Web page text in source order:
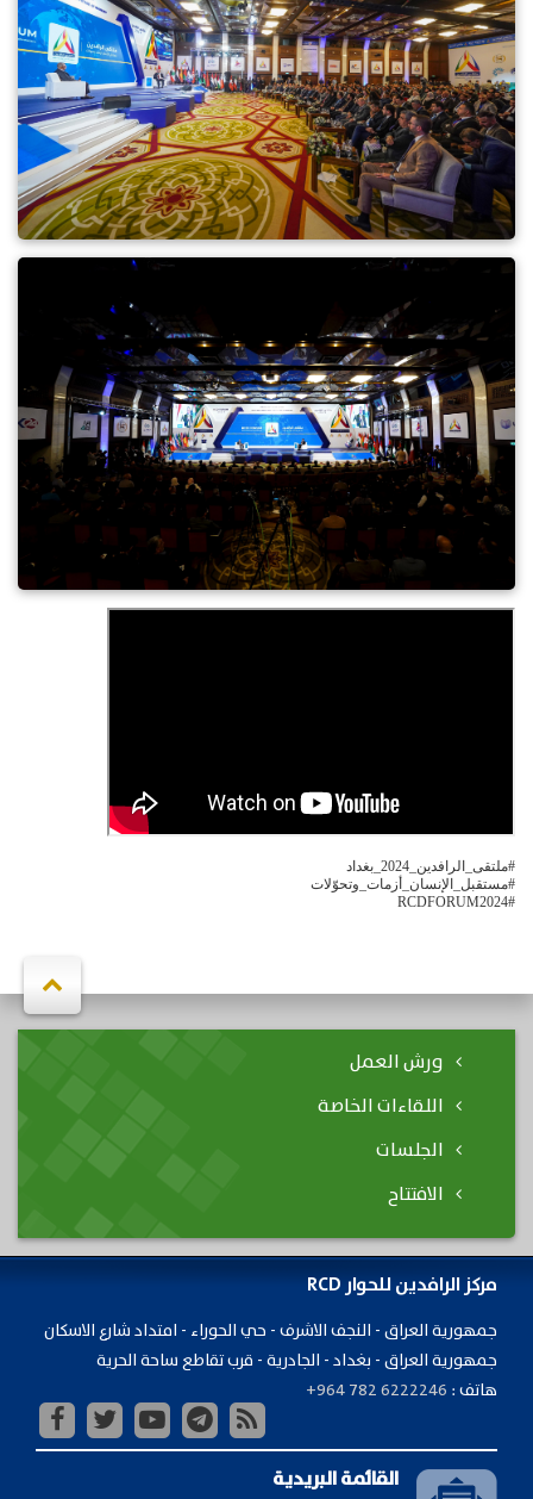
#ملتقى_الرافدين_2024_بغداد
#مستقبل_الإنسان_أزمات_وتحوّلات
‏#RCDFORUM2024
ورش العمل
اللقاءات الخاصة
الجلسات
الافتتاح
مركز الرافدين للحوار RCD
جمهورية ​العراق - النجف الاشرف - حي الحوراء - امتداد شارع الاسكان
جمهورية العراق - بغداد - الجادرية - قرب تقاطع ساحة الحرية
هاتف : +964 782 6222246
القائمة البريدية